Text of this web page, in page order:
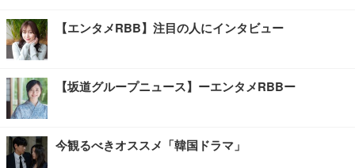
【エンタメRBB】注目の人にインタビュー
【坂道グループニュース】ーエンタメRBBー
今観るべきオススメ「韓国ドラマ」